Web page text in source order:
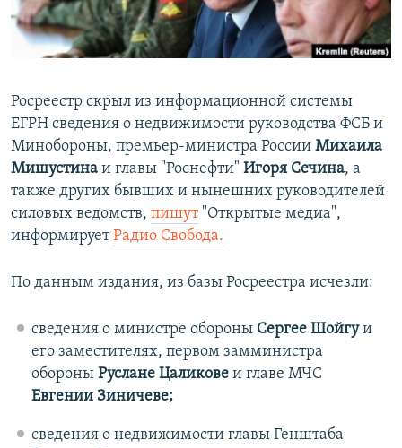
ПОБЕДИТЕЛЕЙ НЕ СУДЯТ?
КРЫМ.НЕПОКОРЕННЫЙ
УКРАИНСКАЯ ПРОБЛЕМА КРЫМА
ПРИСОЕДИНЯЙТЕСЬ!
Все сайты RFE/RL
Росреестр скрыл из информационной системы
ЕГРН сведения о недвижимости руководства ФСБ и
Минобороны, премьер-министра России Михаила
Мишустина и главы "Роснефти" Игоря Сечина, а
также других бывших и нынешних руководителей
силовых ведомств, пишут"Открытые медиа",
информируетРадио Свобода.
По данным издания, из базы Росреестра исчезли:
сведения о министре обороныСергее Шойгуи
его заместителях, первом замминистра
обороны Руслане Цаликове и главе МЧС
Евгении Зиничеве;
сведения о недвижимости главы Генштаба